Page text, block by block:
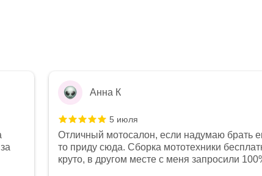
Анна К
5 июля
Отличный мотосалон, если надумаю брать
то приду сюда. Сборка мототехники
круто, в другом месте с меня запросили